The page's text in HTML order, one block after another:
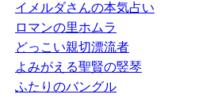
イメルダさんの本気占い
ロマンの里ホムラ
どっこい親切漂流者
よみがえる聖賢の竪琴
ふたりのバングル